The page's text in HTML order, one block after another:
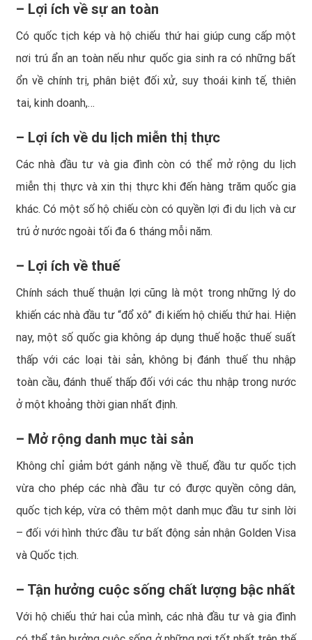
– Lợi ích về sự an toàn
Có quốc tịch kép và hộ chiếu thứ hai giúp cung cấp một
nơi trú ẩn an toàn nếu như quốc gia sinh ra có những bất
ổn về chính trị, phân biệt đối xử, suy thoái kinh tế, thiên
tai, kinh doanh,…
– Lợi ích về du lịch miễn thị thực
Các nhà đầu tư và gia đình còn có thể mở rộng du lịch
miễn thị thực và xin thị thực khi đến hàng trăm quốc gia
khác. Có một số hộ chiếu còn có quyền lợi đi du lịch và cư
trú ở nước ngoài tối đa 6 tháng mỗi năm.
– Lợi ích về thuế
Chính sách thuế thuận lợi cũng là một trong những lý do
khiến các nhà đầu tư “đổ xô” đi kiếm hộ chiếu thứ hai. Hiện
nay, một số quốc gia không áp dụng thuế hoặc thuế suất
thấp với các loại tài sản, không bị đánh thuế thu nhập
toàn cầu, đánh thuế thấp đối với các thu nhập trong nước
ở một khoảng thời gian nhất định.
– Mở rộng danh mục tài sản
Không chỉ giảm bớt gánh nặng về thuế, đầu tư quốc tịch
vừa cho phép các nhà đầu tư có được quyền công dân,
quốc tịch kép, vừa có thêm một danh mục đầu tư sinh lời
– đối với hình thức đầu tư bất động sản nhận Golden Visa
và Quốc tịch.
– Tận hưởng cuộc sống chất lượng bậc nhất
Với hộ chiếu thứ hai của mình, các nhà đầu tư và gia đình